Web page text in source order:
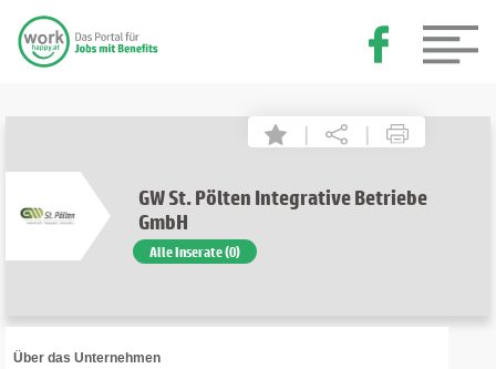
| |
GW St. Pölten Integrative Betriebe
GmbH
Alle Inserate (0)
Über das Unternehmen